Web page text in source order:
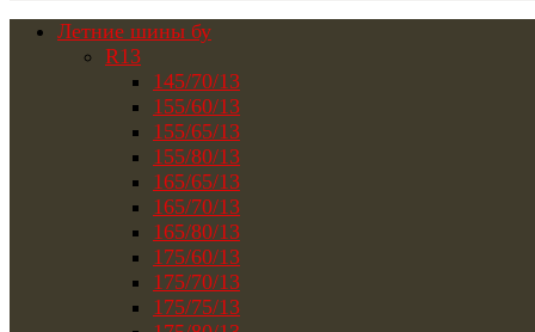
Летние шины бу
R13
145/70/13
155/60/13
155/65/13
155/80/13
165/65/13
165/70/13
165/80/13
175/60/13
175/70/13
175/75/13